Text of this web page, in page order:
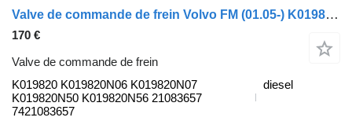
Valve de commande de frein Volvo FM (01.05-) K019820 pour camion Volvo FM7-FM12, FM, FMX (1998-2014)
170 €
Valve de commande de frein
K019820 K019820N06 K019820N07
K019820N50 K019820N56 21083657
7421083657
diesel